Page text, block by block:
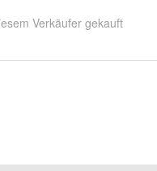
Verkäufer gekauft